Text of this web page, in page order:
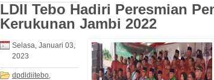
LDII Tebo Hadiri Peresmian
Kerukunan Jambi 2022
Selasa, Januari 03,
2023
dpdldiitebo